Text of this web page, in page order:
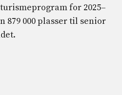
for 2025–
879 000 plasser til senior